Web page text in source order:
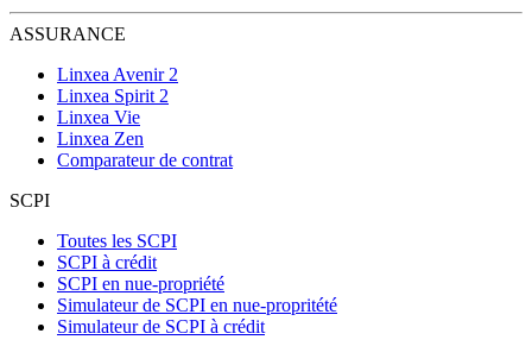
ASSURANCE
Linxea Avenir 2
Linxea Spirit 2
Linxea Vie
Linxea Zen
Comparateur de contrat
SCPI
Toutes les SCPI
SCPI à crédit
SCPI en nue-propriété
Simulateur de SCPI en nue-propritété
Simulateur de SCPI à crédit